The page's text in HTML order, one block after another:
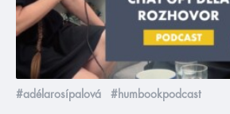
#adélarosípalová #humbookpodcast